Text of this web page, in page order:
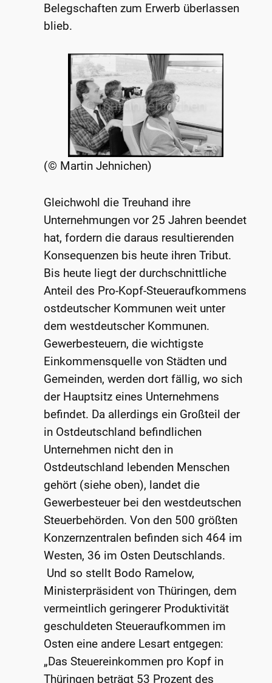
Belegschaften zum Erwerb überlassen
blieb.
(© Martin Jehnichen)
Gleichwohl die Treuhand ihre
Unternehmungen vor 25 Jahren beendet
hat, fordern die daraus resultierenden
Konsequenzen bis heute ihren Tribut.
Bis heute liegt der durchschnittliche
Anteil des Pro-Kopf-Steueraufkommens
ostdeutscher Kommunen weit unter
dem westdeutscher Kommunen.
Gewerbesteuern, die wichtigste
Einkommensquelle von Städten und
Gemeinden, werden dort fällig, wo sich
der Hauptsitz eines Unternehmens
befindet. Da allerdings ein Großteil der
in Ostdeutschland befindlichen
Unternehmen nicht den in
Ostdeutschland lebenden Menschen
gehört (siehe oben), landet die
Gewerbesteuer bei den westdeutschen
Steuerbehörden. Von den 500 größten
Konzernzentralen befinden sich 464 im
Westen, 36 im Osten Deutschlands.
Und so stellt Bodo Ramelow,
Ministerpräsident von Thüringen, dem
vermeintlich geringerer Produktivität
geschuldeten Steueraufkommen im
Osten eine andere Lesart entgegen:
„Das Steuereinkommen pro Kopf in
Thüringen beträgt 53 Prozent des